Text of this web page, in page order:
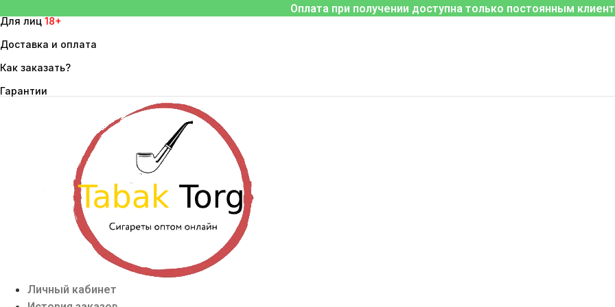
к
содержимому
Оплата при получении доступна только постоянным
Для лиц 18+
Доставка и оплата
Как заказать?
Гарантии
Личный кабинет